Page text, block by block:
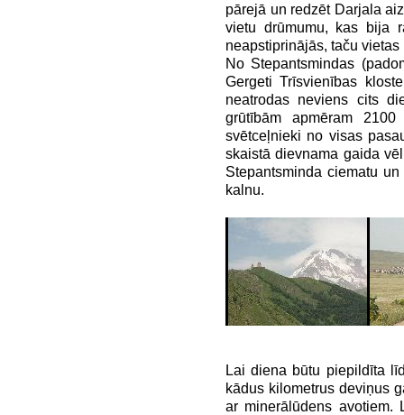
pārejā un redzēt Darjala
vietu drūmumu, kas bija
neapstiprinājās, taču
No Stepantsmindas
Gergeti Trīsvienības
neatrodas neviens cits
grūtībām apmēram
svētceļnieki no visas
skaistā dievnama gaida
Stepantsminda ciematu
kalnu.
Lai diena būtu piepildīta
kādus kilometrus deviņus
ar minerālūdens avotiem.